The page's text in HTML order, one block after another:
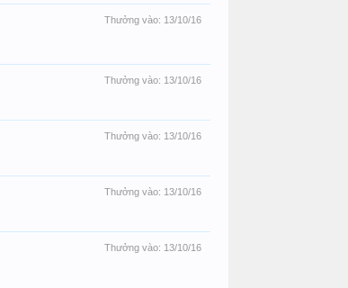
Thưởng vào: 13/10/16
Thưởng vào: 13/10/16
Thưởng vào: 13/10/16
Thưởng vào: 13/10/16
Thưởng vào: 13/10/16